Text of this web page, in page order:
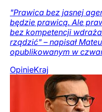
"Prawica bez jasnej
będzie prawicą. Ale
bez kompetencji
rządzić" – napisał
opublikowanym w
OpinieKraj